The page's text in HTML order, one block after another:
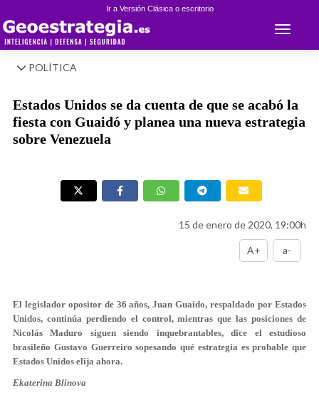
Ir a Versión Clásica o escritorio
Toggle
POLÍTICA
Estados Unidos se da cuenta de que se acabó la
fiesta con Guaidó y planea una nueva estrategia
sobre Venezuela
15 de enero de 2020, 19:00h
A+ a-
El legislador opositor de 36 años, Juan Guaido, respaldado por Estados
Unidos, continúa perdiendo el control, mientras que las posiciones de
Nicolás Maduro siguen siendo inquebrantables, dice el estudioso
brasileño Gustavo Guerreiro sopesando qué estrategia es probable que
Estados Unidos elija ahora.
Ekaterina Blinova